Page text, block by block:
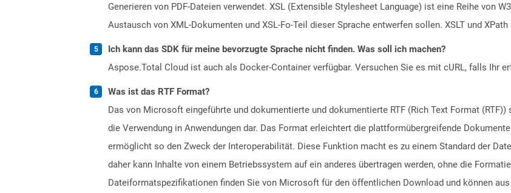
Generieren von PDF-Dateien verwendet. XSL (Extensible Stylesheet Language) ist eine Reihe von
Austausch von XML-Dokumenten und XSL-Fo-Teil dieser Sprache entwerfen sollen. XSLT und
Ich kann das SDK für meine bevorzugte Sprache nicht finden. Was soll ich machen?
Aspose.Total Cloud ist auch als Docker-Container verfügbar. Versuchen Sie es mit cURL, falls Ihr
Was ist das RTF Format?
Das von Microsoft eingeführte und dokumentierte und dokumentierte RTF (Rich Text Format
die Verwendung in Anwendungen dar. Das Format erleichtert die plattformübergreifende
ermöglicht so den Zweck der Interoperabilität. Diese Funktion macht es zu einem Standard der
daher kann Inhalte von einem Betriebssystem auf ein anderes übertragen werden, ohne die
Dateiformatspezifikationen finden Sie von Microsoft für den öffentlichen Download und können